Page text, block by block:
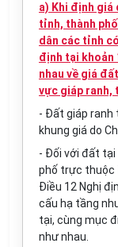
a) Khi định
tỉnh, thành
dân các tỉnh
định tại khoản
nhau về giá
vực giáp ranh,
- Đất giáp ranh
khung giá do
- Đối với đất tại
phố trực thuộc
Điều 12 Nghị
cấu hạ tầng
tại, cùng mục
như nhau.